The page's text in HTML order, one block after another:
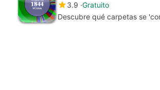
3.9 Gratuito
Descubre qué carpetas se